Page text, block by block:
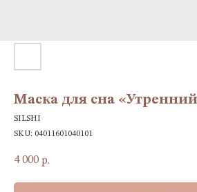
Маска для сна
SILSHI
SKU: 04011601040101
4 000 р.